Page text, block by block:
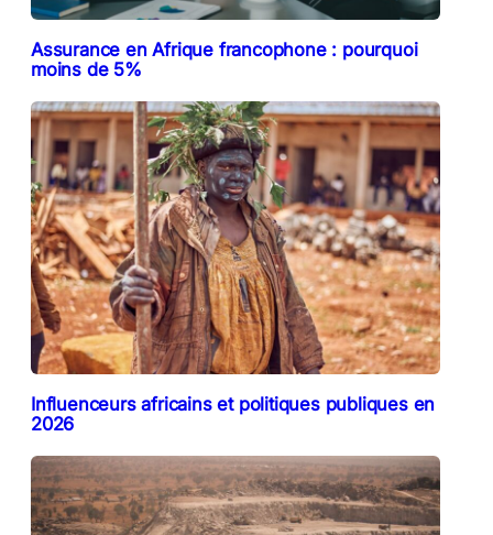
Assurance en Afrique francophone : pourquoi
moins de 5%
Influenceurs africains et politiques publiques en
2026